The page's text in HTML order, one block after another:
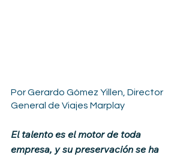
Por Gerardo Gómez Yillen, Director
General de Viajes Marplay
El talento es el motor de toda
empresa, y su preservación se ha